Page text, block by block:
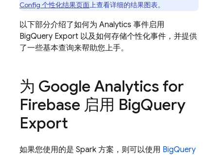
Config 个性化结果页面上查看详细的结果图表。
以下部分介绍了如何为 Analytics 事件启用
BigQuery Export 以及如何存储个性化事件，并提供
了一些基本查询来帮助您上手。
为 Google Analytics for
Firebase 启用 BigQuery
Export
如果您使用的是 Spark 方案，则可以使用 BigQuery